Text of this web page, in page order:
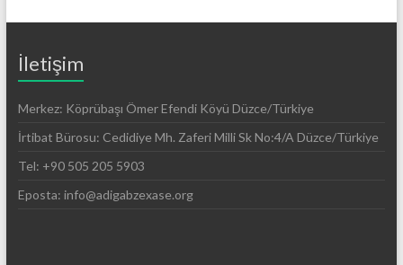
İletişim
Merkez: Köprübaşı Ömer Efendi Köyü Düzce/Türkiye
İrtibat Bürosu: Cedidiye Mh. Zaferi Milli Sk No:4/A Düzce/Türkiye
Tel: +90 505 205 5903
Eposta: info@adigabzexase.org